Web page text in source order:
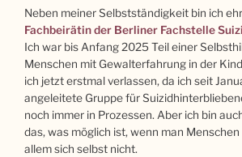
Neben meiner Selbstständigkeit bin ich
Fachbeirätin der Berliner Fachstelle
Ich war bis Anfang 2025 Teil einer
Menschen mit Gewalterfahrung in der
ich jetzt erstmal verlassen, da ich seit
angeleitete Gruppe für
noch immer in Prozessen. Aber ich bin
das, was möglich ist, wenn man
allem sich selbst nicht.